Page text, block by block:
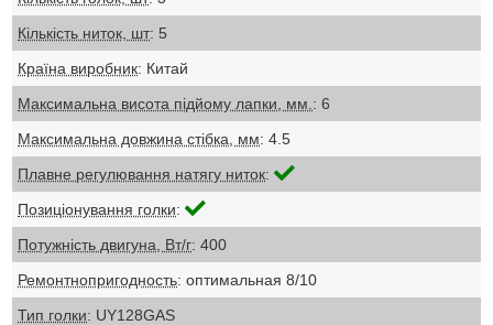
Кількість ниток, шт: 5
Країна виробник: Китай
Максимальна висота підйому лапки, мм. : 6
Максимальна довжина стібка, мм: 4.5
Плавне регулювання натягу ниток:
Позиціонування голки:
Потужність двигуна, Вт/г: 400
Ремонтнопригодность: оптимальная 8/10
Тип голки: UY128GAS